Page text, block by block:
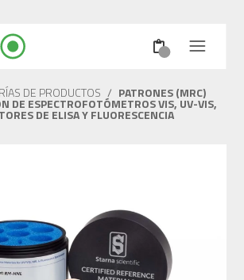
DE PRODUCTOS / PATRONES (MRC)
DE ESPECTROFOTÓMETROS VIS, UV-VIS,
DE ELISA Y FLUORESCENCIA